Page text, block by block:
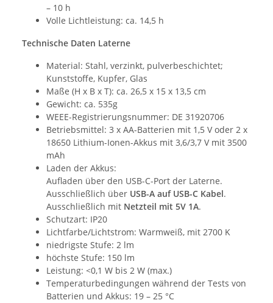
– 10 h
Volle Lichtleistung: ca. 14,5 h
Technische Daten Laterne
Material: Stahl, verzinkt, pulverbeschichtet;
Kunststoffe, Kupfer, Glas
Maße (H x B x T): ca. 26,5 x 15 x 13,5 cm
Gewicht: ca. 535g
WEEE-Registrierungsnummer: DE 31920706
Betriebsmittel: 3 x AA-Batterien mit 1,5 V oder 2 x
18650 Lithium-Ionen-Akkus mit 3,6/3,7 V mit 3500
mAh
Laden der Akkus:
Aufladen über den USB-C-Port der Laterne.
Ausschließlich über USB-A auf USB-C Kabel.
Ausschließlich mit Netzteil mit 5V 1A.
Schutzart: IP20
Lichtfarbe/Lichtstrom: Warmweiß, mit 2700 K
niedrigste Stufe: 2 lm
höchste Stufe: 150 lm
Leistung: <0,1 W bis 2 W (max.)
Temperaturbedingungen während der Tests von
Batterien und Akkus: 19 – 25 °C